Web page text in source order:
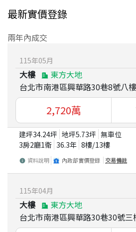
最新實價登錄
兩年內成交
115年05月
大樓
東方大地
台北市南港區興華路30巷8號八樓
2,720萬
建坪34.24坪 地坪5.73坪 無車位
3房2廳1衛 36.3年 8樓/13樓
資料說明 內政部實價登錄 交易備註
115年04月
大樓
東方大地
台北市南港區興華路30巷30號三